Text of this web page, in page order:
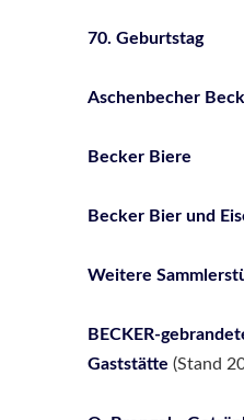
70. Geburtstag
Aschenbecher
Becker Biere
Becker Bier und
Weitere
BECKER-
Gaststätte (Stand